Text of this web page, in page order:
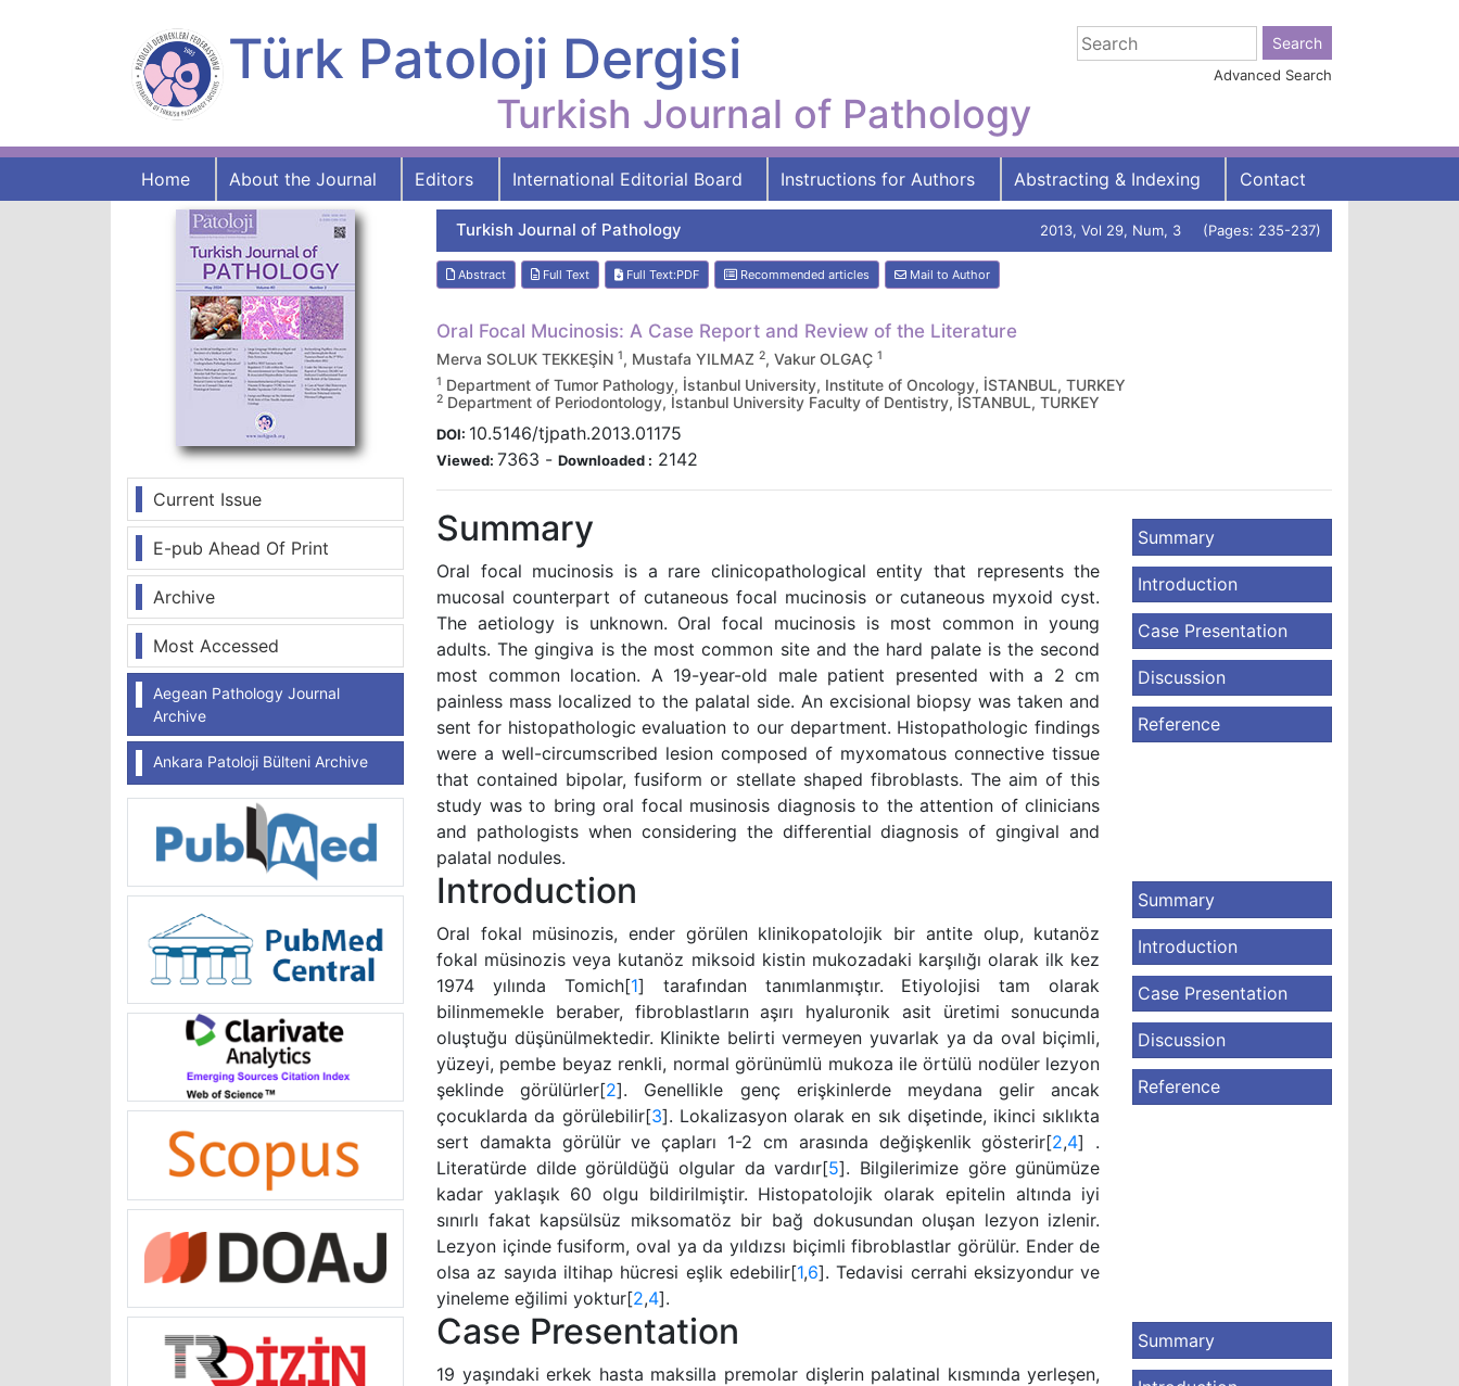
Türk Patoloji Dergisi
Turkish Journal of Pathology
Advanced Search
Home About the Journal Editors International Editorial Board Instructions for Authors Abstracting & Indexing Contact
Current Issue
E-pub Ahead Of Print
Archive
Most Accessed
Aegean Pathology Journal
Archive
Ankara Patoloji Bülteni Archive
Turkish Journal of Pathology 2013, Vol 29, Num, 3 (Pages: 235-237)
Abstract Full Text Full Text:PDF Recommended articles Mail to Author
Oral Focal Mucinosis: A Case Report and Review of the Literature
Merva SOLUK TEKKEŞİN 1, Mustafa YILMAZ 2, Vakur OLGAÇ 1
1 Department of Tumor Pathology, İstanbul University, Institute of Oncology, İSTANBUL, TURKEY
2 Department of Periodontology, İstanbul University Faculty of Dentistry, İSTANBUL, TURKEY
DOI: 10.5146/tjpath.2013.01175
Viewed: 7363 - Downloaded : 2142
Summary
Oral focal mucinosis is a rare clinicopathological entity that represents the
mucosal counterpart of cutaneous focal mucinosis or cutaneous myxoid cyst.
The aetiology is unknown. Oral focal mucinosis is most common in young
adults. The gingiva is the most common site and the hard palate is the second
most common location. A 19-year-old male patient presented with a 2 cm
painless mass localized to the palatal side. An excisional biopsy was taken and
sent for histopathologic evaluation to our department. Histopathologic findings
were a well-circumscribed lesion composed of myxomatous connective tissue
that contained bipolar, fusiform or stellate shaped fibroblasts. The aim of this
study was to bring oral focal musinosis diagnosis to the attention of clinicians
and pathologists when considering the differential diagnosis of gingival and
palatal nodules.
Summary
Introduction
Case Presentation
Discussion
Reference
Introduction
Oral fokal müsinozis, ender görülen klinikopatolojik bir antite olup, kutanöz
fokal müsinozis veya kutanöz miksoid kistin mukozadaki karşılığı olarak ilk kez
1974 yılında Tomich[1] tarafından tanımlanmıştır. Etiyolojisi tam olarak
bilinmemekle beraber, fibroblastların aşırı hyaluronik asit üretimi sonucunda
oluştuğu düşünülmektedir. Klinikte belirti vermeyen yuvarlak ya da oval biçimli,
yüzeyi, pembe beyaz renkli, normal görünümlü mukoza ile örtülü nodüler lezyon
şeklinde görülürler[2]. Genellikle genç erişkinlerde meydana gelir ancak
çocuklarda da görülebilir[3]. Lokalizasyon olarak en sık dişetinde, ikinci sıklıkta
sert damakta görülür ve çapları 1-2 cm arasında değişkenlik gösterir[2,4] .
Literatürde dilde görüldüğü olgular da vardır[5]. Bilgilerimize göre günümüze
kadar yaklaşık 60 olgu bildirilmiştir. Histopatolojik olarak epitelin altında iyi
sınırlı fakat kapsülsüz miksomatöz bir bağ dokusundan oluşan lezyon izlenir.
Lezyon içinde fusiform, oval ya da yıldızsı biçimli fibroblastlar görülür. Ender de
olsa az sayıda iltihap hücresi eşlik edebilir[1,6]. Tedavisi cerrahi eksizyondur ve
yineleme eğilimi yoktur[2,4].
Summary
Introduction
Case Presentation
Discussion
Reference
Case Presentation
19 yaşındaki erkek hasta maksilla premolar dişlerin palatinal kısmında yerleşen,
Summary